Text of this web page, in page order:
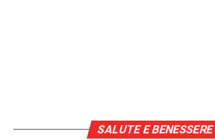
SALUTE E BENESSERE